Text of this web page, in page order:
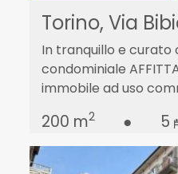
Torino, Via
In tranquillo e curato
condominiale
immobile ad uso
200 m2 ● 5